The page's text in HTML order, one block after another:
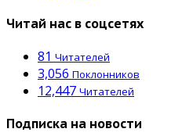
Читай нас в соцсетях
81 Читателей
3,056 Поклонников
12,447 Читателей
Подписка на новости